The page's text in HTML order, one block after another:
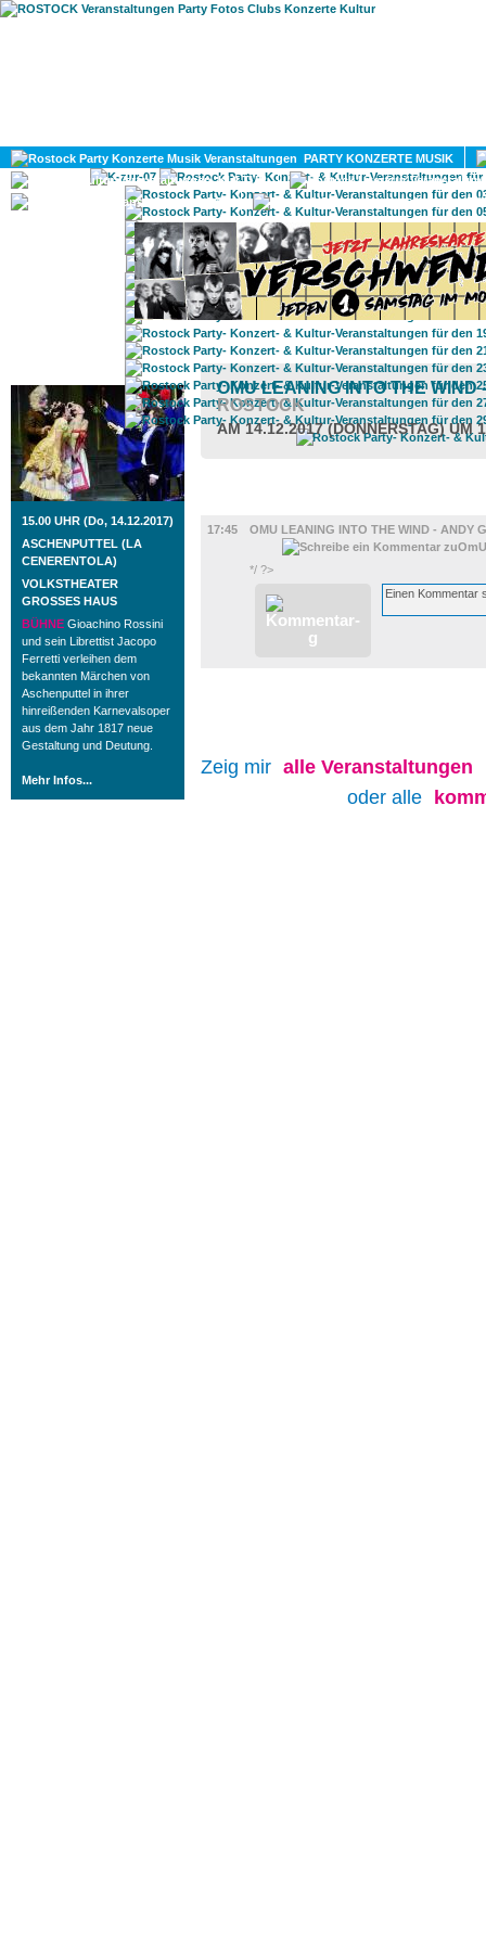
PARTY KONZERTE MUSIK
KULTUR
GAY
ROSTOCK TAGESTIPP
15.00 UHR (Do, 14.12.2017)
ASCHENPUTTEL (LA
CENERENTOLA)
VOLKSTHEATER
GROSSES HAUS
BÜHNE Gioachino Rossini
und sein Librettist Jacopo
Ferretti verleihen dem
bekannten Märchen von
Aschenputtel in ihrer
hinreißenden Karnevalsoper
aus dem Jahr 1817 neue
Gestaltung und Deutung.
Mehr Infos...
OMU LEANING INTO THE
ROSTOCK
AM 14.12.2017 (DONNERSTAG) UM
17:45
OMU LEANING INTO THE WIND - ANDY
*/ ?>
Zeig mir alle Veranstaltungen
oder alle